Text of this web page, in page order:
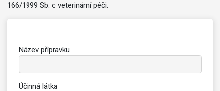
166/1999 Sb. o veterinární péči.
Název přípravku
Účinná látka